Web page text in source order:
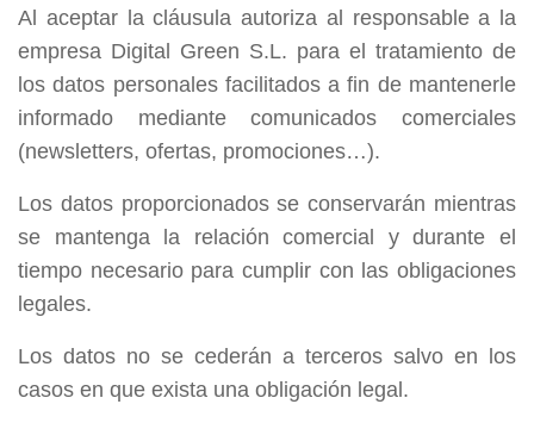
Al aceptar la cláusula autoriza al responsable a la
empresa Digital Green S.L. para el tratamiento de
los datos personales facilitados a fin de mantenerle
informado mediante comunicados comerciales
(newsletters, ofertas, promociones…).
Los datos proporcionados se conservarán mientras
se mantenga la relación comercial y durante el
tiempo necesario para cumplir con las obligaciones
legales.
Los datos no se cederán a terceros salvo en los
casos en que exista una obligación legal.